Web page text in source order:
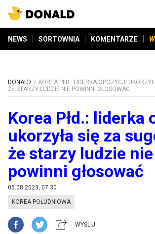
NEWS SORTOWNIA KOMENTARZE
DONALD
KOREA PŁD.: LIDERKA OPOZYCJI
ŻE STARZY LUDZIE NIE POWINNI GŁOSOWAĆ
Korea Płd.: liderka
ukorzyła się za
że starzy ludzie nie
powinni głosować
05.08.2023, 07:30
KOREA POŁUDNIOWA
WYŚLIJ